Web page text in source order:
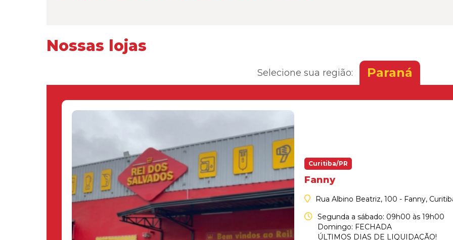
Nossas lojas
Selecione sua região: Paraná
Curitiba/PR
Fanny
Rua Albino Beatriz, 100 - Fanny,
Segunda a sábado: 09h00 às 19h00
Domingo: FECHADA
ÚLTIMOS DIAS DE LIQUIDAÇÃO!